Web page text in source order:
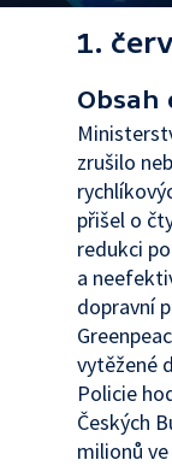
1.
Obsah
zrušilo
přišel o
redukci
a
dopravní
vytěžené
Policie
Českých
milionů